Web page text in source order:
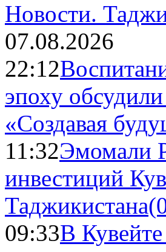
Новости.
07.08.2026
22:12
эпоху
«Создавая
11:32Эмомали
инвестиций
Таджикистана
09:33В Кувейте